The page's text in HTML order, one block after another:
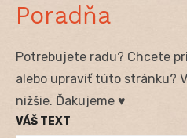
Poradňa
Potrebujete radu? Chcete
alebo upraviť túto stránku?
nižšie. Ďakujeme ♥
VÁŠ TEXT